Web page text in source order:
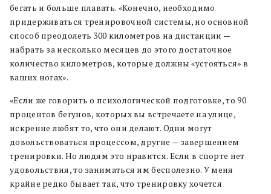
бегать и больше плавать. «Конечно, необходимо
придерживаться тренировочной системы, но основной
способ преодолеть 300 километров на дистанции —
набрать за несколько месяцев до этого достаточное
количество километров, которые должны «устояться» в
ваших ногах».
«Если же говорить о психологической подготовке, то 90
процентов бегунов, которых вы встречаете на улице,
искренне любят то, что они делают. Одни могут
довольствоваться процессом, другие — завершением
тренировки. Но людям это нравится. Если в спорте нет
удовольствия, то заниматься им бесполезно. У меня
крайне редко бывает так, что тренировку хочется